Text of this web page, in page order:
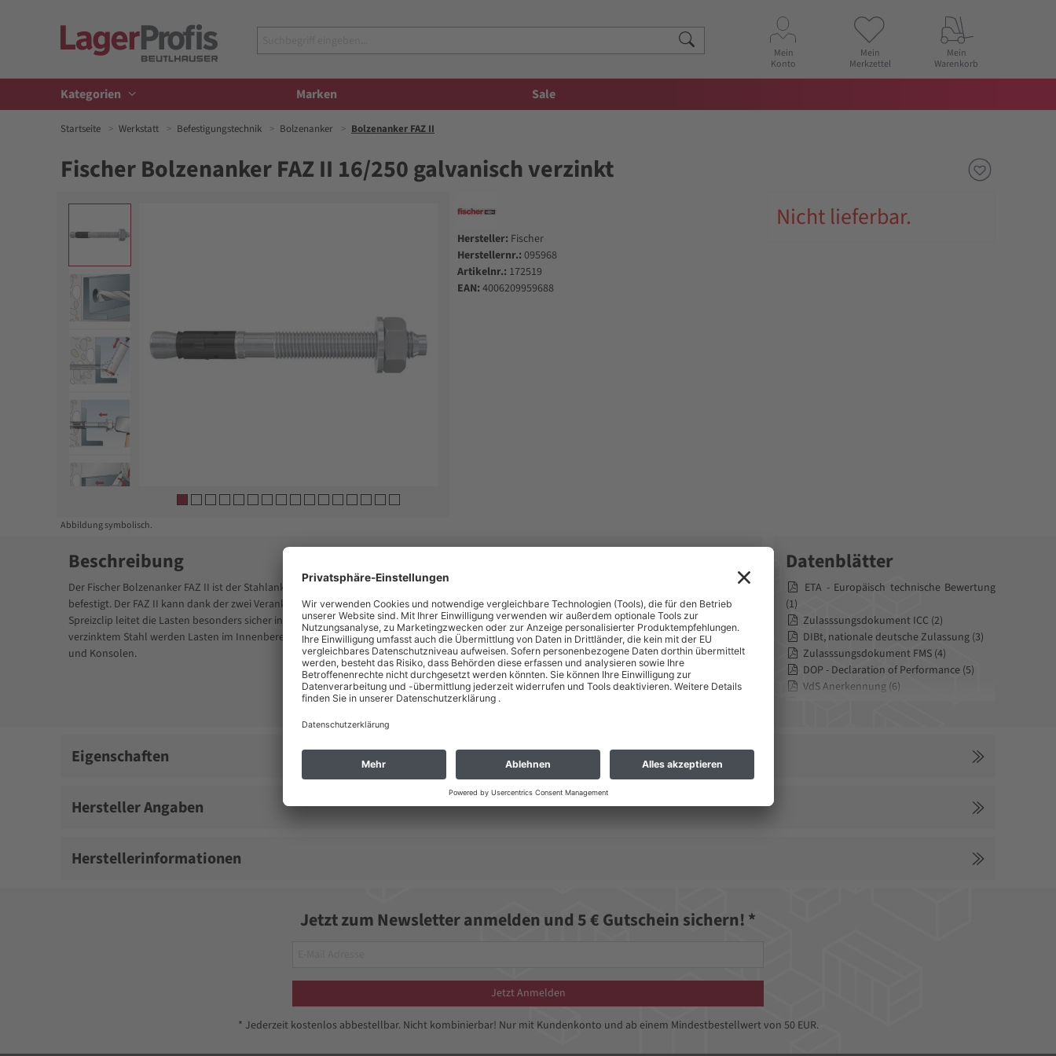
Mein
Konto
Mein
Merkzettel
Mein
Warenkorb
Kategorien Marken Sale
Startseite Werkstatt Befestigungstechnik Bolzenanker Bolzenanker FAZ II
Fischer Bolzenanker FAZ II 16/250 galvanisch verzinkt
Item
1
of
16
Abbildung symbolisch.
Hersteller: Fischer
Herstellernr.: 095968
Artikelnr.: 172519
EAN: 4006209959688
Nicht lieferbar.
Beschreibung
Der Fischer Bolzenanker FAZ II ist der Stahlanker für höchste Ansprüche. Mit dem Stahlanker werden schwere Lasten in gerissenem Beton
befestigt. Der FAZ II kann dank der zwei Verankerungstiefen und der einfachen Montage besonders flexibel eingesetzt werden. Der bewährte
Spreizclip leitet die Lasten besonders sicher in den Beton ein und ermöglicht die höchste Tragfähigkeit. Mit der Ausführung aus galvanisch
verzinktem Stahl werden Lasten im Innenbereich befestigt. Ideal ist der Stahlanker beispielsweise für die Befestigung von Geländern, Kabeltrassen
und Konsolen.
Datenblätter
ETA - Europäisch technische Bewertung
(1)
Zulasssungsdokument ICC (2)
DIBt, nationale deutsche Zulassung (3)
Zulasssungsdokument FMS (4)
DOP - Declaration of Performance (5)
VdS Anerkennung (6)
Eigenschaften
Hersteller Angaben
Herstellerinformationen
Jetzt zum Newsletter anmelden und 5 € Gutschein sichern! *
Jetzt Anmelden
* Jederzeit kostenlos abbestellbar. Nicht kombinierbar! Nur mit Kundenkonto und ab einem Mindestbestellwert von 50 EUR.